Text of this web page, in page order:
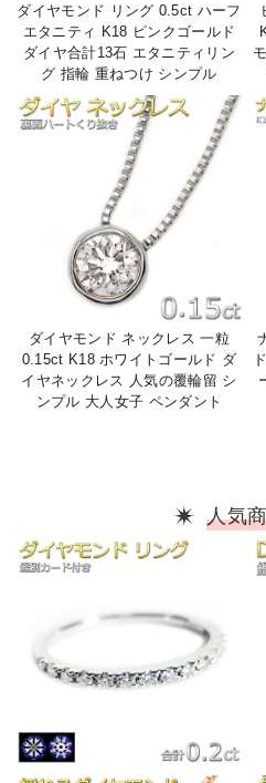
ダイヤモンド リング 0.5ct ハーフ
エタニティ K18 ピンクゴールド
ダイヤ合計13石 エタニティリン
グ 指輪 重ねつけ シンプル
ダイヤモンド ネックレス 一粒
0.15ct K18 ホワイトゴールド ダ
イヤネックレス 人気の覆輪留 シ
ンプル 大人女子 ペンダント
人気